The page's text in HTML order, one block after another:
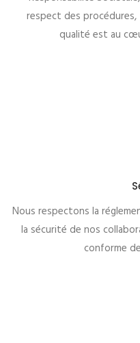
respect des
qualité est au
Nous respectons la
la sécurité de nos
conforme